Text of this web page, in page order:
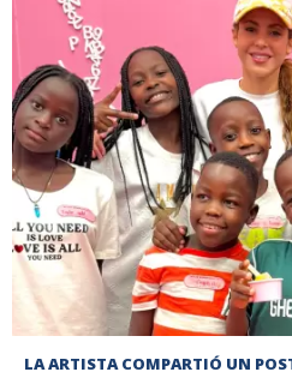
LA ARTISTA COMPARTIÓ UN